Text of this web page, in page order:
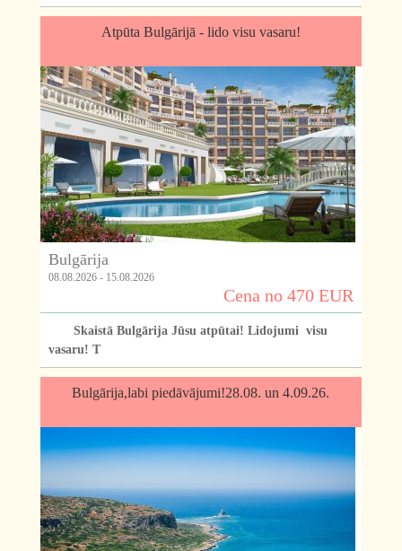
Atpūta Bulgārijā - lido visu vasaru!
Bulgārija
08.08.2026 - 15.08.2026
Cena no 470 EUR
Skaistā Bulgārija Jūsu atpūtai! Lidojumi visu
vasaru! T
Bulgārija,labi piedāvājumi!28.08. un 4.09.26.